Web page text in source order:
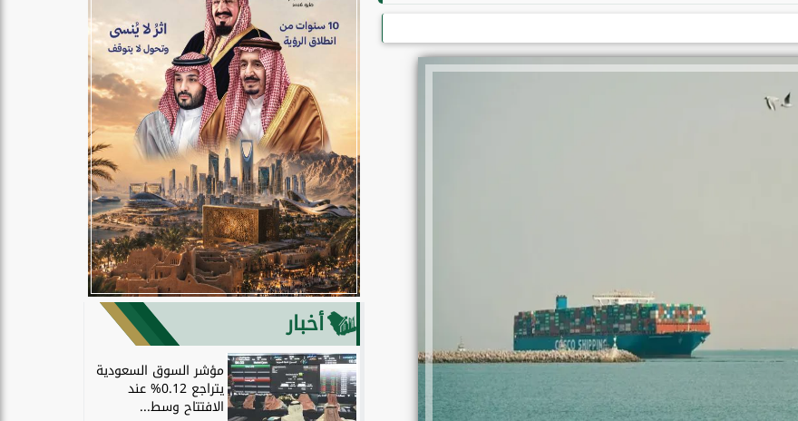
أخبار
مؤشر السوق السعودية
يتراجع 0.12% عند
الافتتاح وسط...